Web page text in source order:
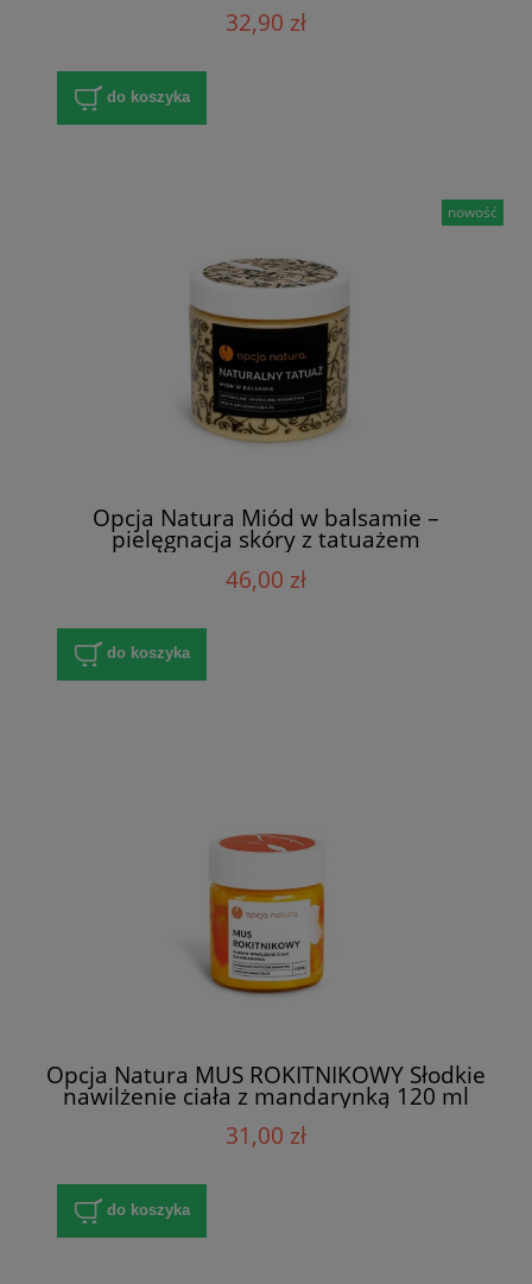
32,90 zł
do koszyka
Opcja Natura Miód w balsamie –
pielęgnacja skóry z tatuażem
46,00 zł
do koszyka
nowość
Opcja Natura MUS ROKITNIKOWY Słodkie
nawilżenie ciała z mandarynką 120 ml
31,00 zł
do koszyka